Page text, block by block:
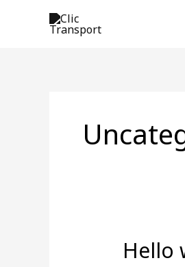
Hello
Hello